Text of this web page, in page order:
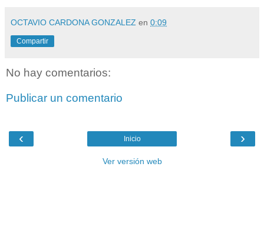
OCTAVIO CARDONA GONZALEZ en 0:09
Compartir
No hay comentarios:
Publicar un comentario
‹ ›
Inicio
Ver versión web